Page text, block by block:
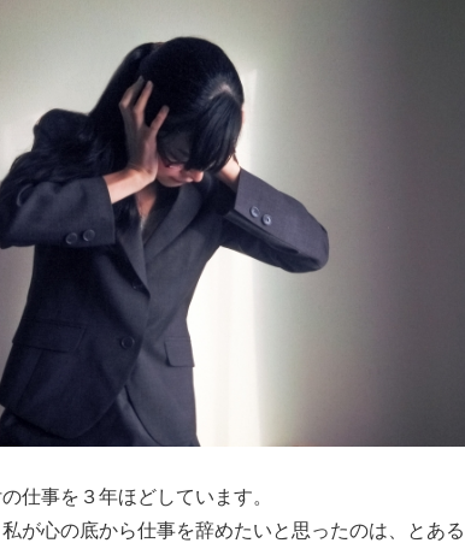
仕事を３年ほどしています。
が心の底から仕事を辞めたいと思ったのは、とある